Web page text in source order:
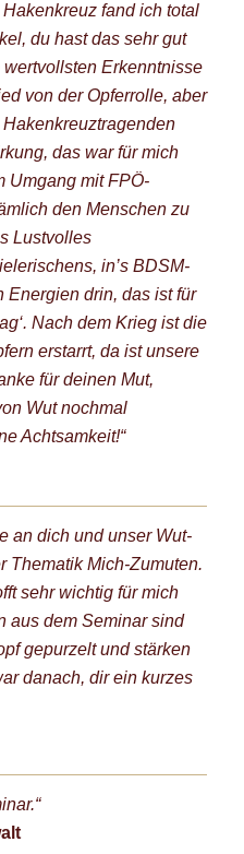
fand ich total
du hast das sehr gut
Erkenntnisse
von der Opferrolle, aber
das war für mich
Umgang mit FPÖ-
den Menschen zu
Lustvolles
in’s BDSM-
Energien drin, das ist für
Nach dem Krieg ist die
erstarrt, da ist unsere
für deinen Mut,
Wut nochmal
Achtsamkeit!“
an dich und unser Wut-
Thematik Mich-Zumuten.
sehr wichtig für mich
aus dem Seminar sind
gepurzelt und stärken
danach, dir ein kurzes